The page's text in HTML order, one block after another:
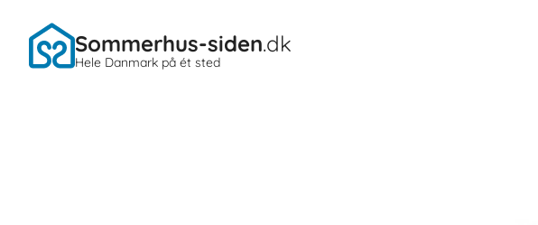
Sommerhus-siden.dk
Hele Danmark på ét sted